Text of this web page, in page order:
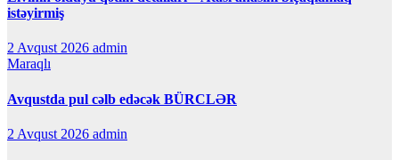
istəyirmiş
2 Avqust 2026 admin
Maraqlı
Avqustda pul cəlb edəcək BÜRCLƏR
2 Avqust 2026 admin